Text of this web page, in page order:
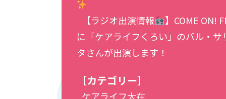
【ラジオ出演情報
】COME ON!
に「ケアライフくろい」のバル・サ
タさんが出演します！
［カテゴリー］
ケアライフ大在